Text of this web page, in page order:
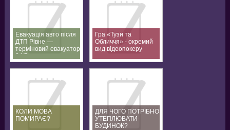
Евакуація авто після
ДТП Рівне —
терміновий евакуатор
24/7
Гра «Тузи та
Обличчя» - окремий
вид відеопокеру
КОЛИ МОВА
ПОМИРАЄ?
ДЛЯ ЧОГО ПОТРІБНО
УТЕПЛЮВАТИ
БУДИНОК?